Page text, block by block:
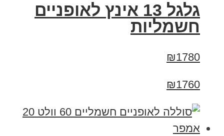
גלגל 13 אינץ לאופניים
חשמליות
₪1780
₪1760